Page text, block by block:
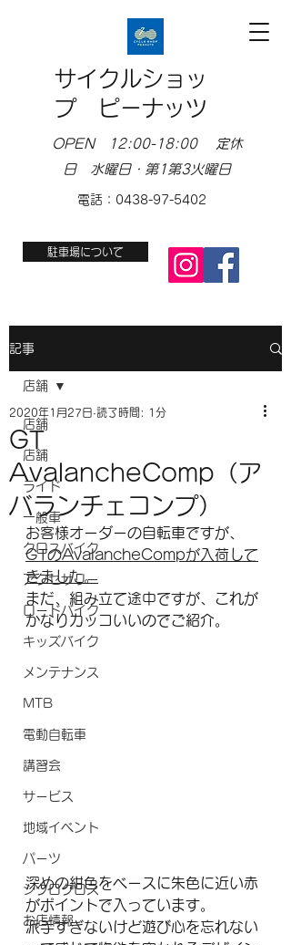
サイクルショッ
プ ピーナッツ
OPEN 12:00-18:00 定休
日 水曜日・第1第3火曜日
電話：0438-97-5402
駐車場について
記事
店舗
店舗
ライド
一般車
クロスバイク
アクセサリー
ロードバイク
キッズバイク
メンテナンス
MTB
電動自転車
講習会
サービス
地域イベント
パーツ
シクロクロス
お店情報
店舗
GT
AvalancheComp（ア
バランチェコンプ）
2020年1月27日 読了時間: 1分
お客様オーダーの自転車ですが、
GTのAvalancheCompが入荷して
きました。
まだ、組み立て途中ですが、これが
かなりカッコいいのでご紹介。
深めの紺色をベースに朱色に近い赤
がポイントで入っています。
派手すぎないけど遊び心を忘れない